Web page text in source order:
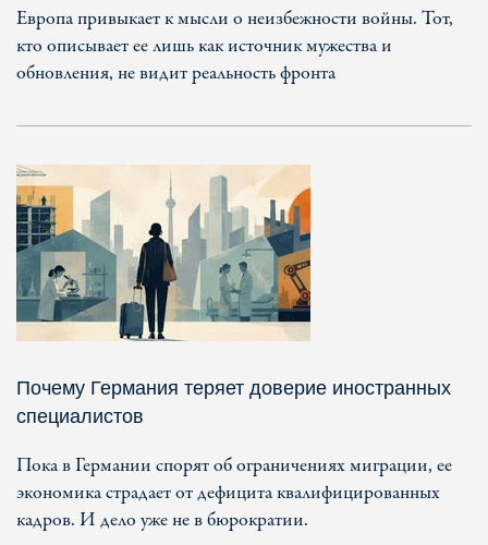
Европа привыкает к мысли о неизбежности войны. Тот,
кто описывает ее лишь как источник мужества и
обновления, не видит реальность фронта
Почему Германия теряет доверие иностранных
специалистов
Пока в Германии спорят об ограничениях миграции, ее
экономика страдает от дефицита квалифицированных
кадров. И дело уже не в бюрократии.